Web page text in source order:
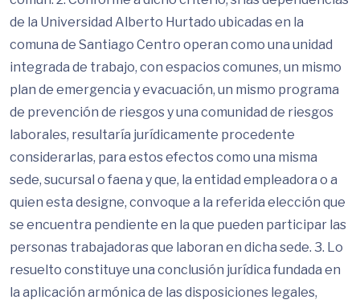
de la Universidad Alberto Hurtado ubicadas en la
comuna de Santiago Centro operan como una unidad
integrada de trabajo, con espacios comunes, un mismo
plan de emergencia y evacuación, un mismo programa
de prevención de riesgos y una comunidad de riesgos
laborales, resultaría jurídicamente procedente
considerarlas, para estos efectos como una misma
sede, sucursal o faena y que, la entidad empleadora o a
quien esta designe, convoque a la referida elección que
se encuentra pendiente en la que pueden participar las
personas trabajadoras que laboran en dicha sede. 3. Lo
resuelto constituye una conclusión jurídica fundada en
la aplicación armónica de las disposiciones legales,